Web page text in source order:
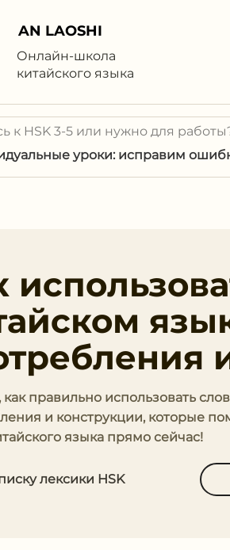
AN LAOSHI
Онлайн-школа
китайского языка
к HSK 3-5 или нужно для
уроки: исправим
как правильно использовать
и конструкции, которые
языка прямо сейчас!
лексики HSK